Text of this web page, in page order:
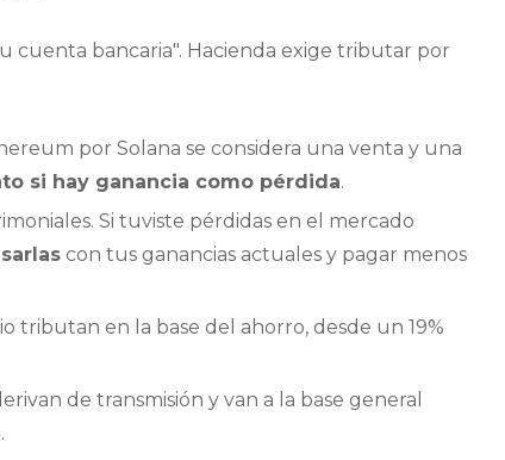
cuenta bancaria". Hacienda exige tributar por
por Solana se considera una venta y una
si hay ganancia como pérdida.
Si tuviste pérdidas en el mercado
con tus ganancias actuales y pagar menos
tributan en la base del ahorro, desde un 19%
de transmisión y van a la base general